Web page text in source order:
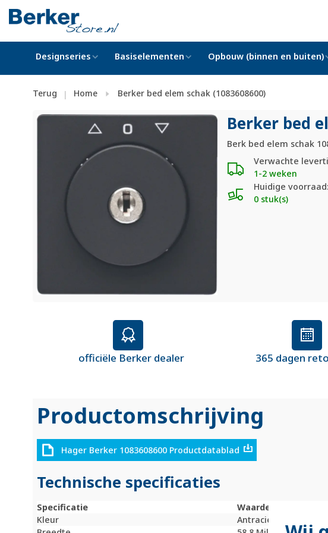
Designseries Basiselementen Opbouw (binnen en buiten)
Terug | Home Berker bed elem schak (1083608600)
Berker bed
Berk bed elem schak
Verwachte
1-2 weken
Huidige voorraad:
0 stuk(s)
officiële Berker dealer 365 dagen
Productomschrijving
Hager Berker 1083608600 Productdatablad
Technische specificaties
Specificatie
Waarde
Kleur
Antraciet